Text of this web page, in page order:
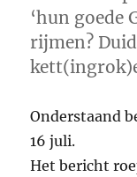
‘hun goede
rijmen?
Onderstaand
16 juli.
Het bericht